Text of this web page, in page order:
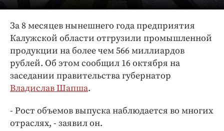
Издания
Медиаперсона
Интересное чтиво
Клиника года
Бренд года
За 8 месяцев нынешнего года предприятия
Калужской области отгрузили промышленной
продукции на более чем 566 миллиардов
рублей. Об этом сообщил 16 октября на
заседании правительства губернатор
Владислав Шапша.
- Рост объемов выпуска наблюдается во многих
отраслях, - заявил он.